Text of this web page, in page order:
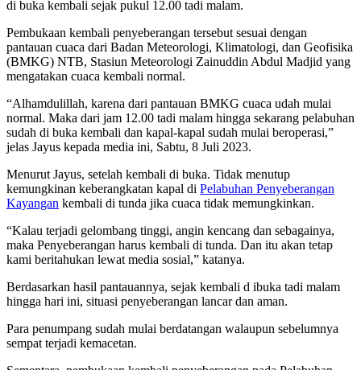
di buka kembali sejak pukul 12.00 tadi malam.
Pembukaan kembali penyeberangan tersebut sesuai dengan
pantauan cuaca dari Badan Meteorologi, Klimatologi, dan Geofisika
(BMKG) NTB, Stasiun Meteorologi Zainuddin Abdul Madjid yang
mengatakan cuaca kembali normal.
“Alhamdulillah, karena dari pantauan BMKG cuaca udah mulai
normal. Maka dari jam 12.00 tadi malam hingga sekarang pelabuhan
sudah di buka kembali dan kapal-kapal sudah mulai beroperasi,”
jelas Jayus kepada media ini, Sabtu, 8 Juli 2023.
Menurut Jayus, setelah kembali di buka. Tidak menutup
kemungkinan keberangkatan kapal di Pelabuhan Penyeberangan
Kayangan kembali di tunda jika cuaca tidak memungkinkan.
“Kalau terjadi gelombang tinggi, angin kencang dan sebagainya,
maka Penyeberangan harus kembali di tunda. Dan itu akan tetap
kami beritahukan lewat media sosial,” katanya.
Berdasarkan hasil pantauannya, sejak kembali d ibuka tadi malam
hingga hari ini, situasi penyeberangan lancar dan aman.
Para penumpang sudah mulai berdatangan walaupun sebelumnya
sempat terjadi kemacetan.